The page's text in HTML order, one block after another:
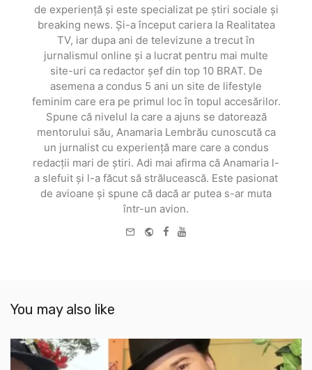
de experiență și este specializat pe știri sociale și
breaking news. Și-a început cariera la Realitatea
TV, iar dupa ani de televizune a trecut în
jurnalismul online și a lucrat pentru mai multe
site-uri ca redactor șef din top 10 BRAT. De
asemena a condus 5 ani un site de lifestyle
feminim care era pe primul loc în topul accesărilor.
Spune că nivelul la care a ajuns se datorează
mentorului său, Anamaria Lembrău cunoscută ca
un jurnalist cu experiență mare care a condus
redacții mari de știri. Adi mai afirma că Anamaria l-
a slefuit și l-a făcut să strălucească. Este pasionat
de avioane și spune că dacă ar putea s-ar muta
într-un avion.
e-
WebsiteFacebook
You may also like